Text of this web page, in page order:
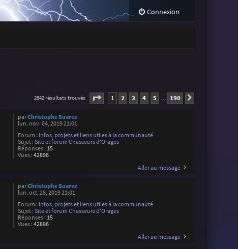
Connexion
2842 résultats trouvés Page 1sur190
1 2 3 4 5 … 190
parChristophe Suarez
lun. nov. 04, 2019 21:01
Forum : Infos, projets et liens utiles à la communauté
Sujet : Site et forum Chasseurs d'Orages
Réponses : 15
Vues : 42896
Aller au message
parChristophe Suarez
lun. oct. 28, 2019 21:01
Forum : Infos, projets et liens utiles à la communauté
Sujet : Site et forum Chasseurs d'Orages
Réponses : 15
Vues : 42896
Aller au message